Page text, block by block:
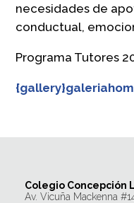
necesidades de
conductual,
Programa Tutores
Colegio Concepción
Av. Vicuña Mackenna